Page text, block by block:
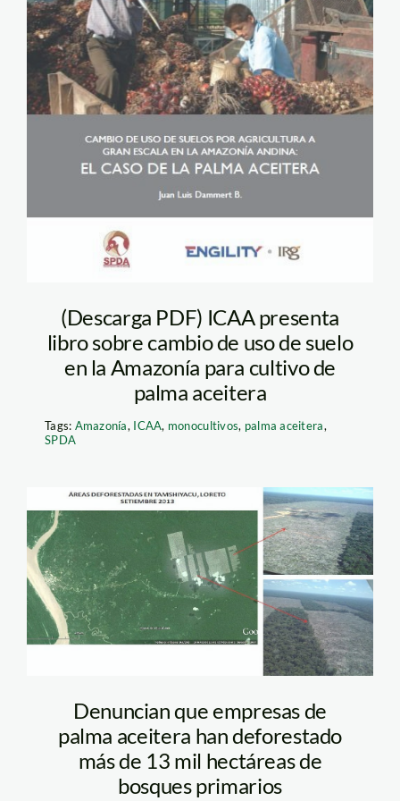
(Descarga PDF) ICAA presenta
libro sobre cambio de uso de suelo
en la Amazonía para cultivo de
palma aceitera
Tags: Amazonía, ICAA, monocultivos, palma aceitera,
SPDA
deforestacion1_spde
Denuncian que empresas de
palma aceitera han deforestado
más de 13 mil hectáreas de
bosques primarios